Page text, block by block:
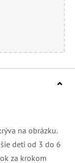
na obrázku.
deti od 3 do 6
za krokom